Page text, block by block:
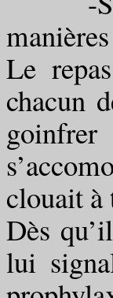
Le
chacun
clouait à
Dès
lui